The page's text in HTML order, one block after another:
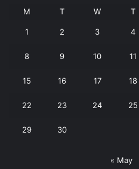
M T W T
1 2 3 4
8 9 10 11
15 16 17 18
22 23 24 25
29 30
« May